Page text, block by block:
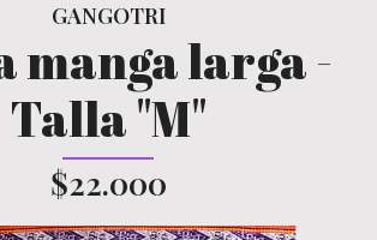
GANGOTRI
manga larga -
Talla "M"
$22.000